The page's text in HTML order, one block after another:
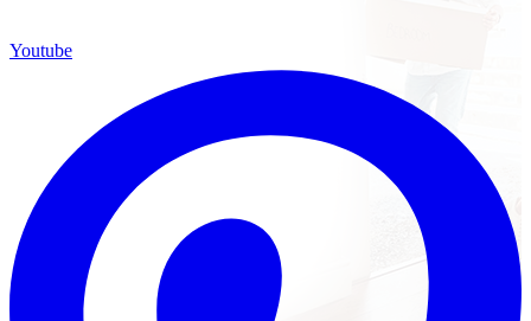
Youtube